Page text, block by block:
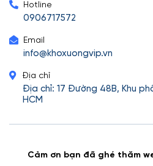
Hotline
0906717572
Email
info@khoxuongvip.vn
Địa chỉ
Địa chỉ: 17 Đường 48B, Khu
HCM
Cảm ơn bạn đã ghé thăm